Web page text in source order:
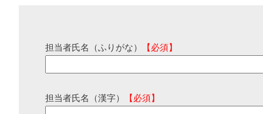
担当者氏名（ふりがな） 【必須】
担当者氏名（漢字） 【必須】